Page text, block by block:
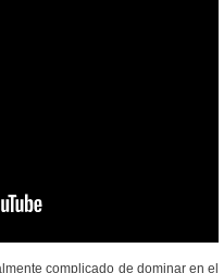
complicado de dominar en el